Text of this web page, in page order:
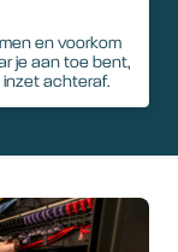
en voorkom
je aan toe bent,
achteraf.